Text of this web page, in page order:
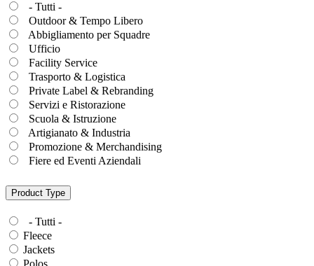
- Tutti -
Outdoor & Tempo Libero
Abbigliamento per Squadre
Ufficio
Facility Service
Trasporto & Logistica
Private Label & Rebranding
Servizi e Ristorazione
Scuola & Istruzione
Artigianato & Industria
Promozione & Merchandising
Fiere ed Eventi Aziendali
Product Type
- Tutti -
Fleece
Jackets